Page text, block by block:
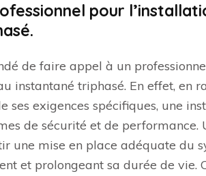
pour
de faire appel à un
instantané triphasé. En effet, en
ses exigences spécifiques, une
de sécurité et de performance.
une mise en place adéquate du
et prolongeant sa durée de vie.